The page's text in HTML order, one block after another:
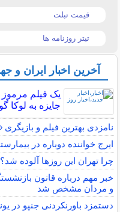
قیمت تبلت
تیتر روزنامه ها
آخرین اخبار ایران و
یک فیلم مرموز
جایزه به لوکا
نامزدی بهترین فیلم و بازیگری «دوچرخه
ایرج خواننده دوباره در
چرا تهران این روزها آلوده شد؟
خبر مهم درباره قانون
و مردان مشخص شد
دستمزد باورنکردنی جنپو در